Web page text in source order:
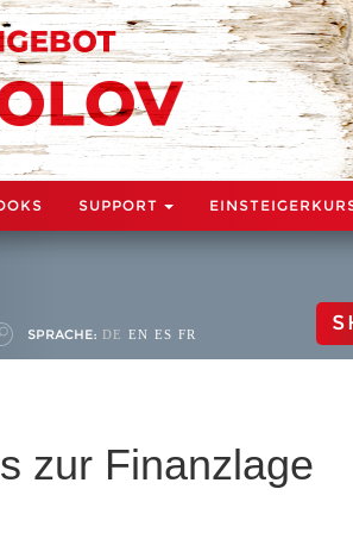
SUPPORT
SPRACHE: DE EN ES FR
zur Finanzlage